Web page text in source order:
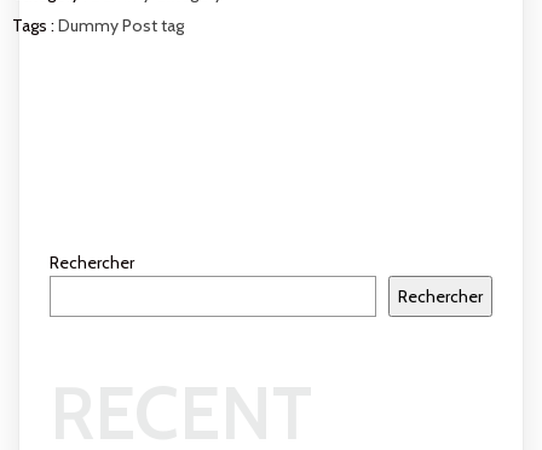
Tags : Dummy Post tag
Rechercher
Rechercher